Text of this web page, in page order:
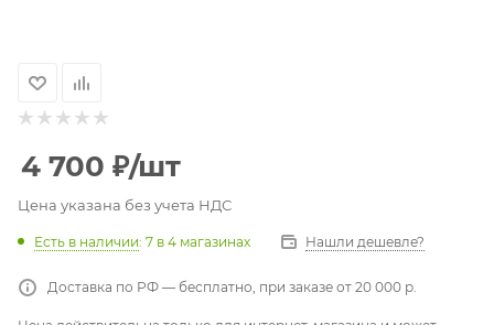
4 700 ₽/шт
Цена указана без учета НДС
Есть в наличии: 7 в 4 магазинах Нашли дешевле?
Доставка по РФ — бесплатно, при заказе от 20 000 р.